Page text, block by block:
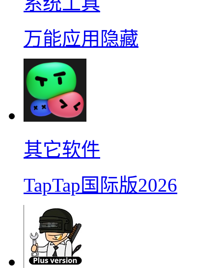
万能应用隐藏
其它软件
TapTap国际版2026